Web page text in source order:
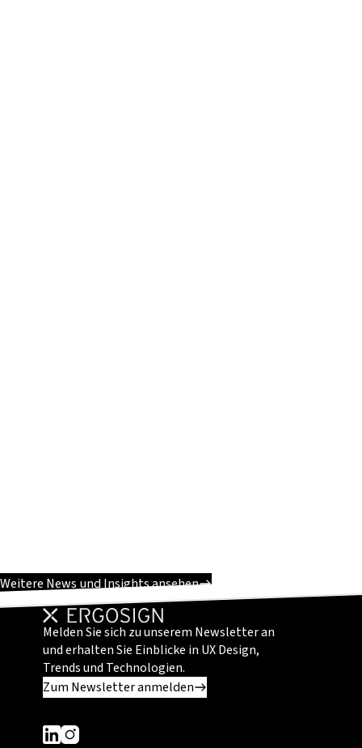
Weitere News und Insights ansehen
Melden Sie sich zu unserem Newsletter an
und erhalten Sie Einblicke in UX Design,
Trends und Technologien.
Zum Newsletter anmelden
Dieser Link führt zu einer externen Seite
Dieser Link führt zu einer externen Seite